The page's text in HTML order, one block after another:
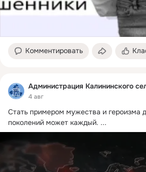
Комментировать
Администрация Калининского
4 авг
Стать примером мужества и героизма
поколений может каждый. ...